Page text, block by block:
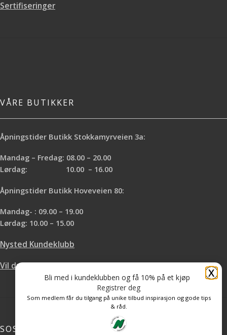
Sertifiseringer
VÅRE BUTIKKER
Åpningstider Butikk Stokkamyrveien 3a:
Mandag – Fredag: 08.00 – 20.00
Lørdag: 10.00 – 16.00
Åpningstider Butikk Hoveveien 80:
Mandag- : 09.00 – 19.00
Lørdag: 10.00 – 15.00
Nysted Kundeklubb
Vil du leie hos oss?
SOSIALE MEDIER
X
Bli med i kundeklubben og få 10% på et kjøp
Registrer deg
Som medlem får du tilgang på unike tilbud inspirasjon og gode tips
& råd.